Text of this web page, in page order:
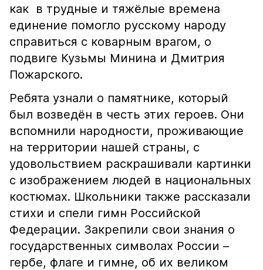
как в трудные и тяжёлые времена
единение помогло русскому народу
справиться с коварным врагом, о
подвиге Кузьмы Минина и Дмитрия
Пожарского.
Ребята узнали о памятнике, который
был возведён в честь этих героев. Они
вспомнили народности, проживающие
на территории нашей страны, с
удовольствием раскрашивали картинки
с изображением людей в национальных
костюмах. Школьники также рассказали
стихи и спели гимн Российской
Федерации. Закрепили свои знания о
государственных символах России –
гербе, флаге и гимне, об их великом